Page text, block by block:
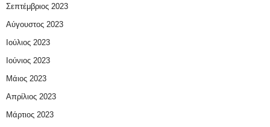
Σεπτέμβριος 2023
Αύγουστος 2023
Ιούλιος 2023
Ιούνιος 2023
Μάιος 2023
Απρίλιος 2023
Μάρτιος 2023